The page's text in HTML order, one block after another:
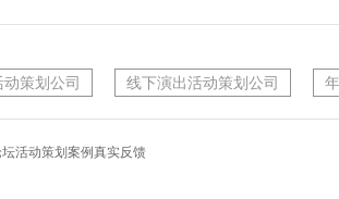
动策划公司 线下演出活动策划公司
活动策划案例真实反馈